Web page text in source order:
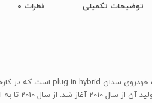
توضیحات تکمیلی نظرات 0